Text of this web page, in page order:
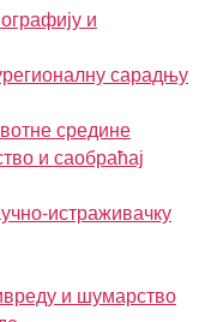
и
сарадњу
средине
и саобраћај
истраживачку
и шумарство